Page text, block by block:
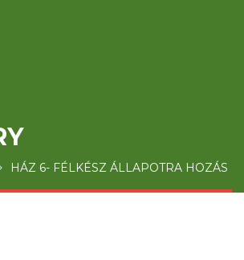
HÁZ 6- FÉLKÉSZ ÁLLAPOTRA HOZÁS